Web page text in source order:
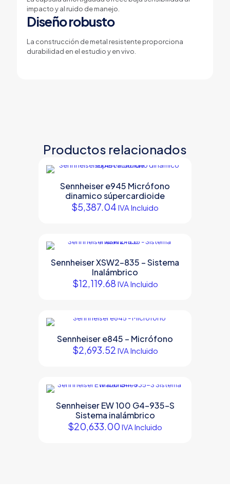
impacto y al ruido de manejo.
Diseño robusto
La construcción de metal resistente proporciona
durabilidad en el estudio y en vivo.
Productos relacionados
Sennheiser e945 Micrófono
dinamico súpercardioide
$5,387.04 IVA Incluido
Sennheiser XSW2-835 – Sistema
Inalámbrico
$12,119.68 IVA Incluido
Sennheiser e845 – Micrófono
$2,693.52 IVA Incluido
Sennheiser EW 100 G4-935-S
Sistema inalámbrico
$20,633.00 IVA Incluido